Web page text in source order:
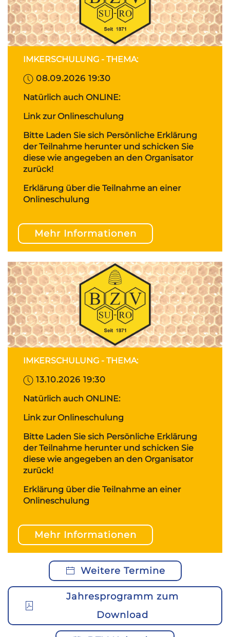
IMKERSCHULUNG - THEMA:
08.09.2026 19:30
Natürlich auch ONLINE:
Link zur Onlineschulung
Bitte Laden Sie sich Persönliche Erklärung
der Teilnahme herunter und schicken Sie
diese wie angegeben an den Organisator
zurück!
Erklärung über die Teilnahme an einer
Onlineschulung
Mehr Informationen
IMKERSCHULUNG - THEMA:
13.10.2026 19:30
Natürlich auch ONLINE:
Link zur Onlineschulung
Bitte Laden Sie sich Persönliche Erklärung
der Teilnahme herunter und schicken Sie
diese wie angegeben an den Organisator
zurück!
Erklärung über die Teilnahme an einer
Onlineschulung
Mehr Informationen
Weitere Termine
Jahresprogramm zum
Download